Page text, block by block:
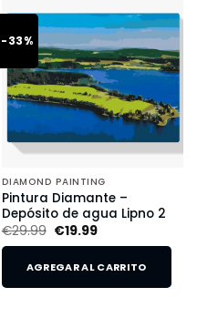
-33%
DIAMOND PAINTING
Pintura Diamante –
Depósito de agua Lipno 2
€29.99 €19.99
AGREGAR AL CARRITO